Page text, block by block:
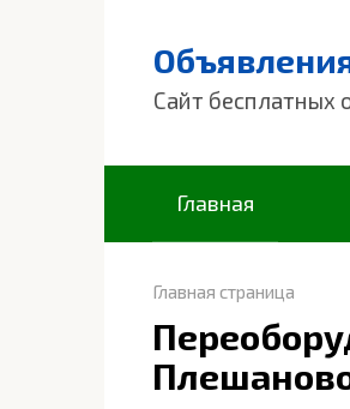
Сайт бесплатных
Главная
Главная страница